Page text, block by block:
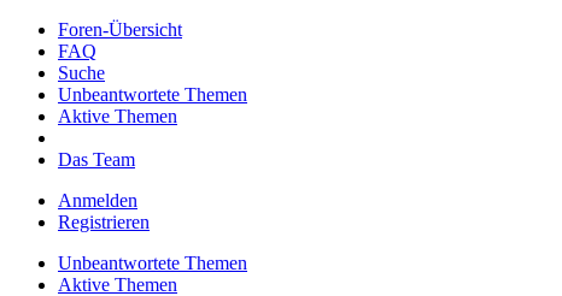
Foren-Übersicht
FAQ
Suche
Unbeantwortete Themen
Aktive Themen
Das Team
Anmelden
Registrieren
Unbeantwortete Themen
Aktive Themen